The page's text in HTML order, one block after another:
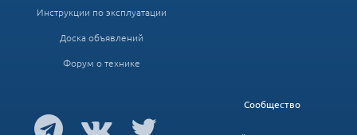
Инструкции по эксплуатации
Доска объявлений
Форум о технике
Сообщество